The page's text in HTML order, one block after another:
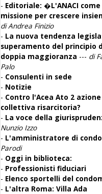
- Editoriale: �L'ANACI come
missione per crescere
di Andrea Finizio
- La nuova tendenza
superamento del principio
doppia maggioranza --- di
Palo
- Consulenti in sede
- Notizie
- Contro l'Acea Ato 2 azione
collettiva risarcitoria?
- La voce della
Nunzio Izzo
- L'amministratore di
Parodi
- Oggi in biblioteca:
- Professionisti fiduciari
- Elenco sportelli del
- L'altra Roma: Villa Ada